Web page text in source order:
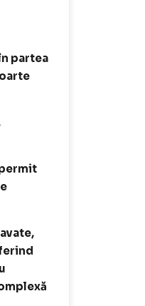
partea